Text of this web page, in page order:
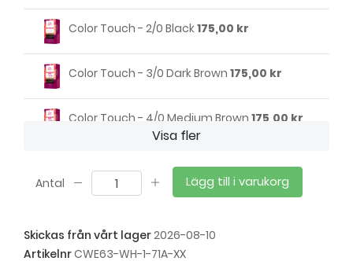
Color Touch - 2/0 Black175,00 kr
Color Touch - 3/0 Dark Brown 175,00 kr
Color Touch - 4/0 Medium Brown 175,00 kr
Color Touch - 4/77 Espresso175,00 kr
Color Touch - 5/71 Dark Maple Brown
Visa fler
Antal Lägg till i varukorg
Skickas från vårt lager2026-08-10
ArtikelnrCWE63-WH-1-71A-XX